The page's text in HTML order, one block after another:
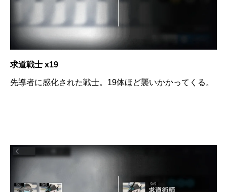
求道戦士 x19
先導者に感化された戦士。19体ほど襲いかかってくる。